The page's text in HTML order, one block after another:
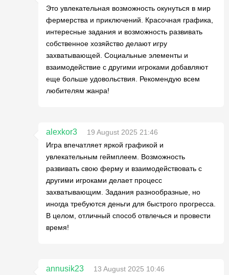
Это увлекательная возможность окунуться в мир
фермерства и приключений. Красочная графика,
интересные задания и возможность развивать
собственное хозяйство делают игру
захватывающей. Социальные элементы и
взаимодействие с другими игроками добавляют
еще больше удовольствия. Рекомендую всем
любителям жанра!
alexkor3
19 August 2025 21:46
Игра впечатляет яркой графикой и
увлекательным геймплеем. Возможность
развивать свою ферму и взаимодействовать с
другими игроками делает процесс
захватывающим. Задания разнообразные, но
иногда требуются деньги для быстрого прогресса.
В целом, отличный способ отвлечься и провести
время!
annusik23
13 August 2025 10:46